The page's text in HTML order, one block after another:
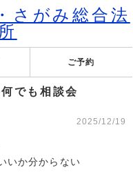
ご予約
でも相談会
2025/12/19
いか分からない